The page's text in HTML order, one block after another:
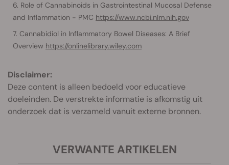
Role of Cannabinoids in Gastrointestinal Mucosal Defense
and Inflammation - PMC https://www.ncbi.nlm.nih.gov
Cannabidiol in Inflammatory Bowel Diseases: A Brief
Overview https://onlinelibrary.wiley.com
Disclaimer:
Deze content is alleen bedoeld voor educatieve
doeleinden. De verstrekte informatie is afkomstig uit
onderzoek dat is verzameld vanuit externe bronnen.
VERWANTE ARTIKELEN